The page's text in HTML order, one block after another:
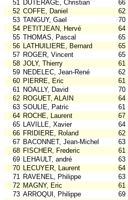
51 DUTERAGE, Christian 66
52 COFFE, Daniel 62
53 TANGUY, Gael 70
54 PETITJEAN, Hervé 64
55 THOMAS, Pascal 65
56 LATHUILIERE, Bernard 65
57 ROGER, Vincent 65
58 JOLY, Thierry 61
59 NEDELEC, Jean-René 62
60 PIERRE, Eric 61
61 NOALLY, David 70
62 ROGUET, ALAIN 64
63 SOULIE, Patric 61
64 ROCHE, Laurent 67
65 LAVILLE, Xavier 64
66 FRIDIERE, Roland 62
67 BACONNET, Jean-Michel 63
68 FISCHER, Frederic 61
69 LEHAULT, andré 63
70 LECUYER, Laurent 64
71 RAVENEL, Philippe 63
72 MAGNY, Eric 61
73 ARROQUI, Philippe 69